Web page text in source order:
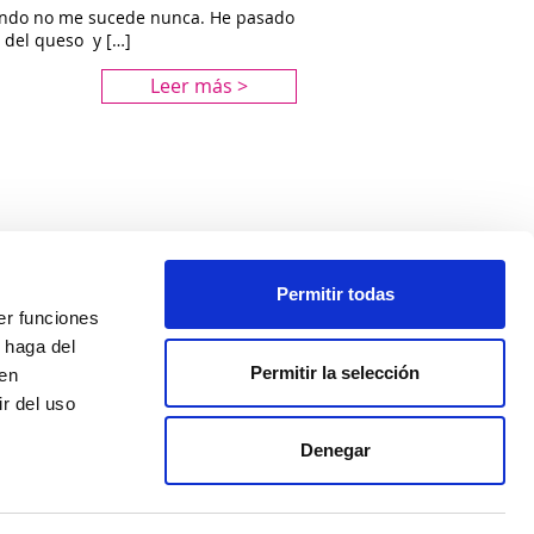
funciones
del
del uso
Permitir todas
Permitir la selección
Denegar
no me sucede nunca. He pasado
del queso y […]
Leer más >
Política de cookies
Todos los derechos reservados